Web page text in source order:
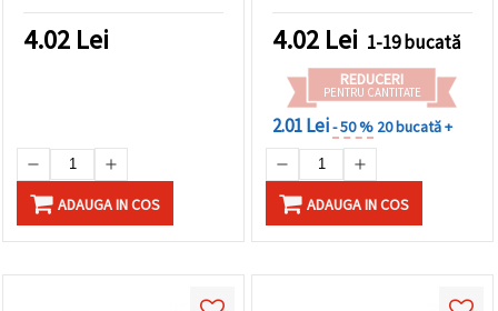
4.02 Lei
ADAUGA IN COS
1 bucată
4.02 Lei 1-19 bucată
REDUCERI
PENTRU CANTITATE
2.01 Lei- 50 % 20 bucată +
ADAUGA IN COS